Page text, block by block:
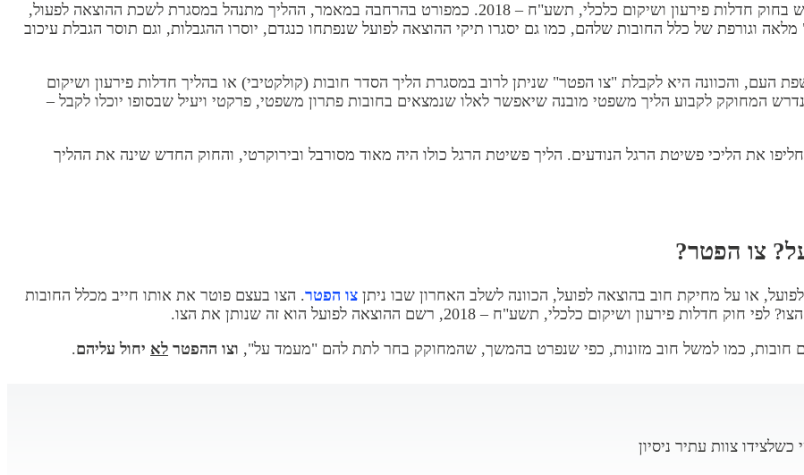
מחיקת חובות בהוצאה לפועל הינו הליך משפטי שמוגדר במפורש בחוק חדלות פירעון ושיקום כלכלי, תשע"ח – 2018. כמפורט בהרחבה במאמר, ההליך מתנהל במסגרת לשכת ההוצאה לפעול,
מלאה וגורפת של כלל החובות שלהם, כמו גם יסגרו תיקי ההוצאה לפועל שנפתחו כנגדם, יוסרו ההגבלות, וגם תוסר הגבלת עיכוב
והכוונה היא לקבלת "צו הפטר" שניתן לרוב במסגרת הליך הסדר חובות (קולקטיבי) או בהליך חדלות פירעון ושיקום
המחוקק לקבוע הליך משפטי מובנה שיאפשר לאלו שנמצאים בחובות פתרון משפטי, פרקטי ויעיל שבסופו יוכלו לקבל –
את הליכי פשיטת הרגל הנודעים. הליך פשיטת הרגל כולו היה מאוד מסורבל ובירוקרטי, והחוק החדש שינה את ההליך
צו הפטר?
או על מחיקת חוב בהוצאה לפועל, הכוונה לשלב האחרון שבו ניתן צו הפטר. הצו בעצם פוטר את אותו חייב מכלל החובות
ושיקום כלכלי, תשע"ח – 2018, רשם ההוצאה לפועל הוא זה שנותן את הצו.
חובות, כמו למשל חוב מזונות, כפי שנפרט בהמשך, שהמחוקק בחר לתת להם "מעמד על", וצו ההפטר לא יחול עליהם.
צוות עתיר ניסיון